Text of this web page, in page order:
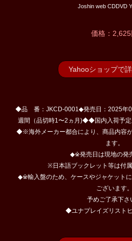
Joshin web CDDVD
価格：2,625
Yahooショップで
◆品 番：JKCD-0001◆発売日：2025年
週間（品切時1〜2ヵ月)◆◆国内入荷予
◆※海外メーカー都合により、商品内容
ます。
◆※発売日は現地の発
※日本語ブックレット等は付属
◆※輸入盤のため、ケースやジャケット
ございます。
予めご了承下さ
◆ユナプレイズリスト